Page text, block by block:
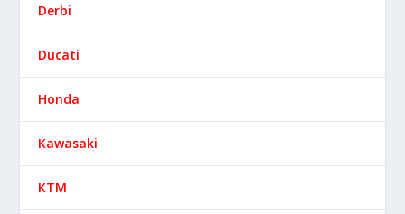
Derbi
Ducati
Honda
Kawasaki
KTM